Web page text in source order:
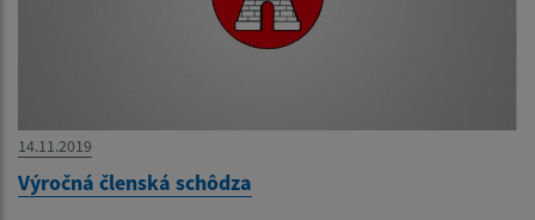
14.11.2019
Výročná členská schôdza